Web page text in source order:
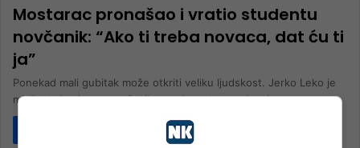
Mostarac pronašao i vratio studentu
novčanik: “Ako ti treba novaca, dat ću ti
ja”
Ponekad mali gubitak može otkriti veliku ljudskost. Jerko Leko je
mislio da je njegov novčanik sa svim dokumentima i novcem…